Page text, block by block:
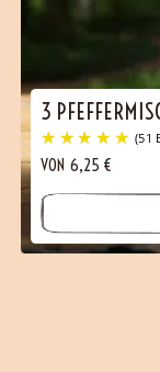
3
VON 6,25 €